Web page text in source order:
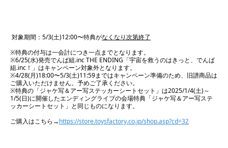
対象期間：5/3(土)12:00〜特典がなくなり次第終了
※特典の付与は一会計につき一点までとなります。
※6/25(水)発売でんぱ組.inc THE ENDING「宇宙を救うのはきっと、でんぱ
組.inc！」はキャンペーン対象外となります。
※4/28(月)18:00〜5/3(土)11:59まではキャンペーン準備のため、旧譜商品は
ご購入いただけません。予めご了承ください。
※特典の「ジャケ写＆アー写ステッカーシートセット」は2025/1/4(土)～
1/5(日)に開催したエンディングライブの会場特典「ジャケ写＆アー写ステ
ッカーシートセット」と同じものになります。
ご購入はこちら→https://store.toysfactory.co.jp/shop.asp?cd=32